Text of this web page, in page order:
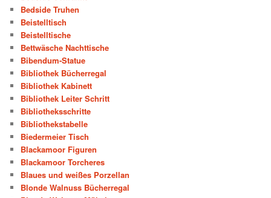
Bedside Truhen
Beistelltisch
Beistelltische
Bettwäsche Nachttische
Bibendum-Statue
Bibliothek Bücherregal
Bibliothek Kabinett
Bibliothek Leiter Schritt
Bibliotheksschritte
Bibliothekstabelle
Biedermeier Tisch
Blackamoor Figuren
Blackamoor Torcheres
Blaues und weißes Porzellan
Blonde Walnuss Bücherregal